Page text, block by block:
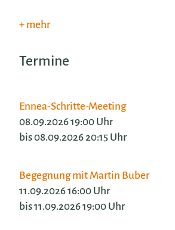
mehr
Termine
Ennea-Schritte-Meeting
08.09.2026 19:00 Uhr
bis 08.09.2026 20:15 Uhr
Begegnung mit Martin Buber
11.09.2026 16:00 Uhr
bis 11.09.2026 19:00 Uhr